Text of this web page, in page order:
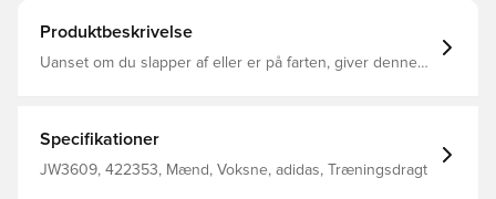
Produktbeskrivelse
Uanset om du slapper af eller er på farten, giver denne
struktureret kontrast til det glatte materiale. Håndlommer
til at bære dine nødvendigheder, så du altid er klar til det
næste. Oversize pasform Lynlåslukning Hovedmateriale:
Specifikationer
JW3609, 422353, Mænd, Voksne, adidas, Træningsdragt